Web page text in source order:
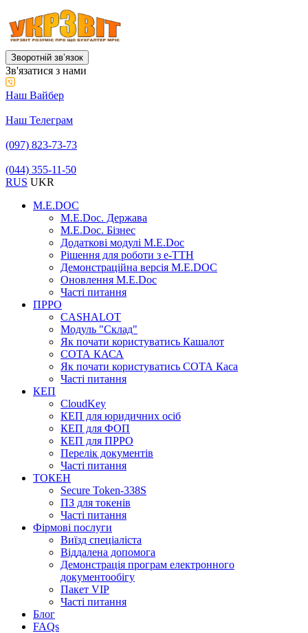
Зворотній звʼязок
Зв'язатися з нами
Наш Вайбер
Наш Телеграм
(097) 823-73-73
(044) 355-11-50
RUS UKR
M.E.DOC
M.E.Doc. Держава
M.E.Doc. Бізнес
Додаткові модулі M.E.Doc
Рішення для роботи з е-ТТН
Демонстраційна версія M.E.DOC
Оновлення M.E.Doc
Часті питання
ПРРО
CASHALOT
Модуль "Склад"
Як почати користуватись Кашалот
СОТА КАСА
Як почати користуватись СОТА Каса
Часті питання
КЕП
CloudKey
КЕП для юридичних осіб
КЕП для ФОП
КЕП для ПРРО
Перелік документів
Часті питання
ТОКЕН
Secure Token-338S
ПЗ для токенів
Часті питання
Фірмові послуги
Виїзд спеціаліста
Віддалена допомога
Демонстрація програм електронного
документообігу
Пакет VIP
Часті питання
Блог
FAQs